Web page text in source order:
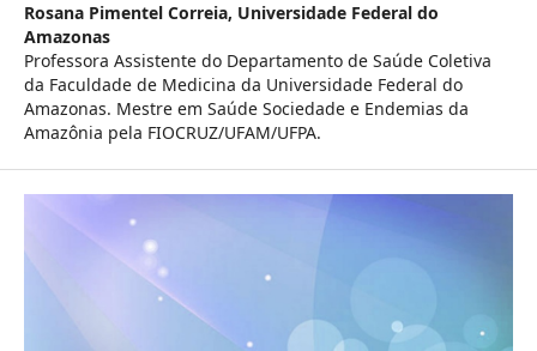
Rosana Pimentel Correia, Universidade Federal do
Amazonas
Professora Assistente do Departamento de Saúde Coletiva
da Faculdade de Medicina da Universidade Federal do
Amazonas. Mestre em Saúde Sociedade e Endemias da
Amazônia pela FIOCRUZ/UFAM/UFPA.